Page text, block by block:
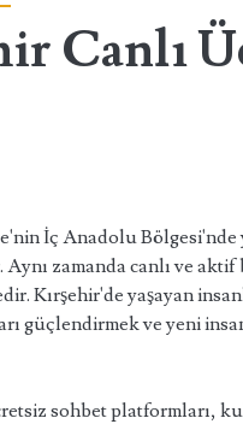
Canlı
İç Anadolu
zamanda canlı ve
Kırşehir'de yaşayan
güçlendirmek ve yeni
sohbet platformları,